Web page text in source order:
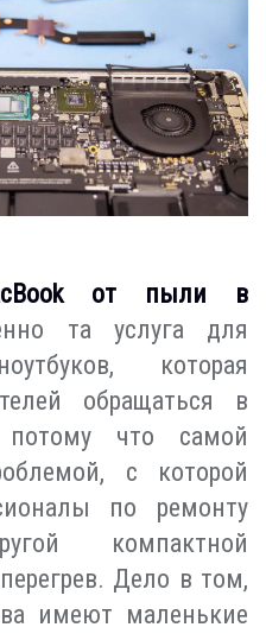
от пыли в
та услуга для
которая
обращаться в
потому что самой
с которой
по ремонту
компактной
Дело в том,
имеют маленькие